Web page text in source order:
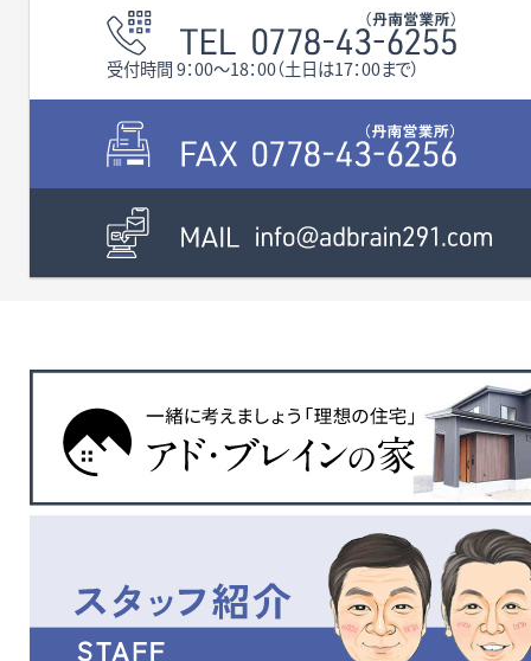
プライバシーポリシー
徒歩で行ける距離には、た
けふ生協歯科（徒歩7分）、こ
うの内科・耳鼻咽喉科（徒歩
8分）があり、子育て世代や
車生活を終えられた方には
大変便利です。 スーパー
は、「ハーツたけふ」が徒歩
で8分で、「くら寿司」や「丸亀
製麺」がお隣さんです。その
他、「ハニービッグベリー芝
原店」（徒歩10分）や、「クスリ
生活を送るには充分すぎる
環境です。 ちなみに、、、近く
にあると嬉しいユニクロさん
も車で5分ほどですよ。 住
むときっと気に入ってくれそ
うなこちらの物件を是非、ご
にお問い合わせ下さい。 校
区 吉野小学校、武生第一
中学校
変良好です。 土地面積も
ったり約71坪です♪ 近
お探しの方、是非いかが
ょうか？ その他、些細な
でも何でもお気軽にお
合わせください。 お待ち
おります。 校区 吉野
校、武生第一中学校 福
道『家久』駅に徒歩11分、
800ｍ。
受付時間 9：00〜18：00（土日は17：00まで）